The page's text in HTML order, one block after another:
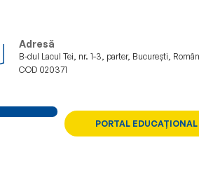
Adresă
B-dul Lacul Tei, nr. 1-3, parter, București,
COD 020371
PORTAL EDUCAȚIONAL